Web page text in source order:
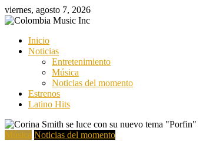
Saltar
al
viernes, agosto 7, 2026
Music
Music
Inicio
Noticias
Entretenimiento
Música
Noticias del momento
Estrenos
Latino Hits
Música Noticias del momento